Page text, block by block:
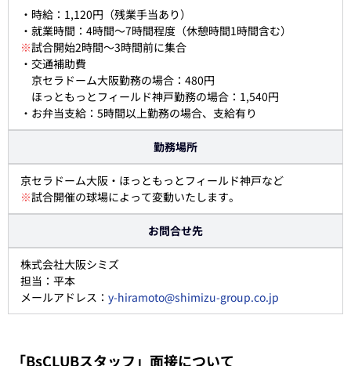
・時給：1,120円（残業手当あり）
・就業時間：4時間～7時間程度（休憩時間1時間含む）
※試合開始2時間～3時間前に集合
・交通補助費
京セラドーム大阪勤務の場合：480円
ほっともっとフィールド神戸勤務の場合：1,540円
・お弁当支給：5時間以上勤務の場合、支給有り
勤務場所
京セラドーム大阪・ほっともっとフィールド神戸など
※試合開催の球場によって変動いたします。
お問合せ先
株式会社大阪シミズ
担当：平本
メールアドレス： y-hiramoto@shimizu-group.co.jp
「BsCLUBスタッフ」面接について